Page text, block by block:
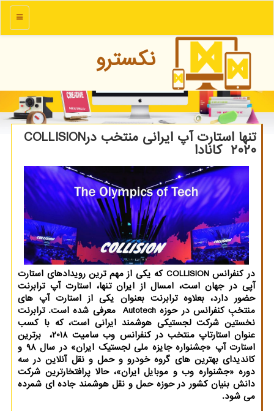
منو
نكسترو
تنها استارت آپ ایرانی منتخب درCOLLISION
۲۰۲۰ كانادا
در كنفرانس COLLISION كه یكی از مهم ترین رویدادهای استارت
آپی در جهان است، امسال از ایران تنها، استارت آپ ترابرنت
حضور دارد، بعلاوه ترابرنت بعنوان یكی از استارت آپ های
منتخبِ كنفرانس در حوزه Autotech معرفی شده است. ترابرنت
نخستین شركت لجستیكی هوشمند ایرانی است، كه با كسب
عنوان استارتاپ منتخب در كنفرانس وب سامیت 2018، برترین
استارت آپ «جشنواره جایزه ملی لجستیك ایران» در سال 98 و
كاندیدای بهترین های گروه خودرو و حمل و نقل آنلاین در سه
دوره «جشنواره وب و موبایل ایران»، حالا پرافتخارترین شركت
دانش بنیان كشور در حوزه حمل و نقل هوشمند جاده ای شمرده
می شود.